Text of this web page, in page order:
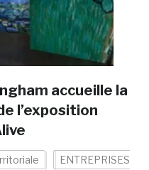
accueille la
l’exposition
ENTREPRISES